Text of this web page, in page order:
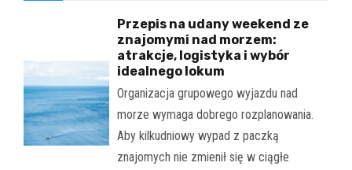
Przepis na udany weekend ze
znajomymi nad morzem:
atrakcje, logistyka i wybór
idealnego lokum
Organizacja grupowego wyjazdu nad
morze wymaga dobrego rozplanowania.
Aby kilkudniowy wypad z paczką
znajomych nie zmienił się w ciągłe